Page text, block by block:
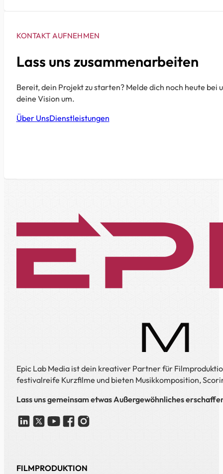
KONTAKT AUFNEHMEN
Lass uns zusammenarbeiten
Bereit, dein Projekt zu starten? Melde dich noch heute bei
deine Vision um.
Über UnsDienstleistungen
Epic Lab Media ist dein kreativer Partner für
festivalreife Kurzfilme und bieten Musikkomposition,
Lass uns gemeinsam etwas Außergewöhnliches
FILMPRODUKTION